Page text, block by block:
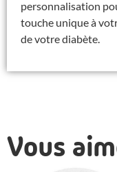
personnalisation
touche unique à
de votre diabète.
Vous